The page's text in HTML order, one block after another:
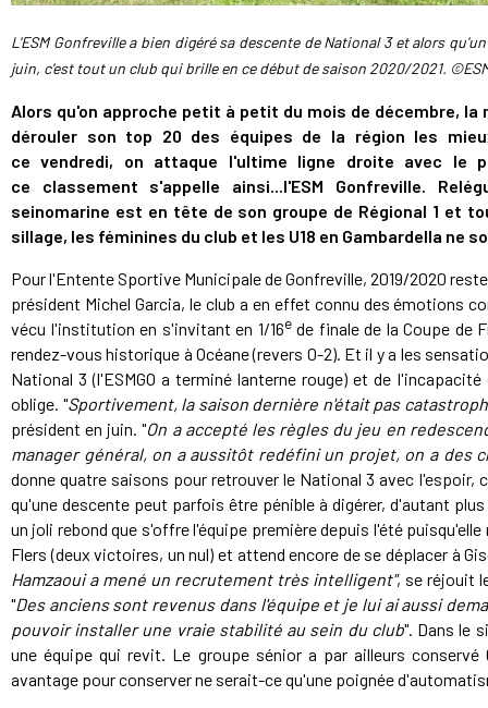
L'ESM Gonfreville a bien digéré sa descente de National 3 et alors
juin, c'est tout un club qui brille en ce début de saison 2020/2021.
Alors qu'on approche petit à petit du mois de décembre, la
dérouler son top 20 des équipes de la région les
cevendredi, on attaque l'ultime ligne droite avec le
ce classement s'appelle ainsi...l'ESM Gonfreville.
seinomarine est en tête de son groupe de Régional 1 et
sillage, les féminines du club et les U18 en Gambardella ne
Pour l'Entente Sportive Municipale de Gonfreville, 2019/2020
président Michel Garcia, le club a en effet connu des émotions
vécu l'institution en s'invitant en 1/16ede finale de la Coupe de
rendez-vous historique à Océane (revers 0-2). Et il y a les
National 3 (l'ESMGO a terminé lanterne rouge) et de
oblige. "Sportivement, la saison dernière n'était pas
président en juin. "On a accepté les règles du jeu en
manager général, on a aussitôt redéfini un projet, on a des
donne quatre saisons pour retrouver le National 3 avec
qu'une descente peut parfois être pénible à digérer, d'autant
un joli rebond que s'offre l'équipe première depuis l'été
Flers (deux victoires, un nul) et attend encore de se déplacer à
Hamzaoui a mené un recrutement très intelligent", se réjouit
"Des anciens sont revenus dans l'équipe et je lui ai aussi
pouvoir installer une vraie stabilité au sein du club". Dans le
une équipe qui revit. Le groupe sénior a par ailleurs
avantage pour conserver ne serait-ce qu'une poignée